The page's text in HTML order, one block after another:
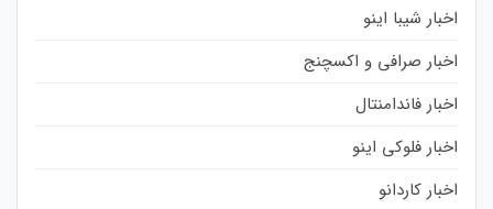
اخبار شیبا اینو
اخبار صرافی و اکسچنج
اخبار فاندامنتال
اخبار فلوکی اینو
اخبار کاردانو